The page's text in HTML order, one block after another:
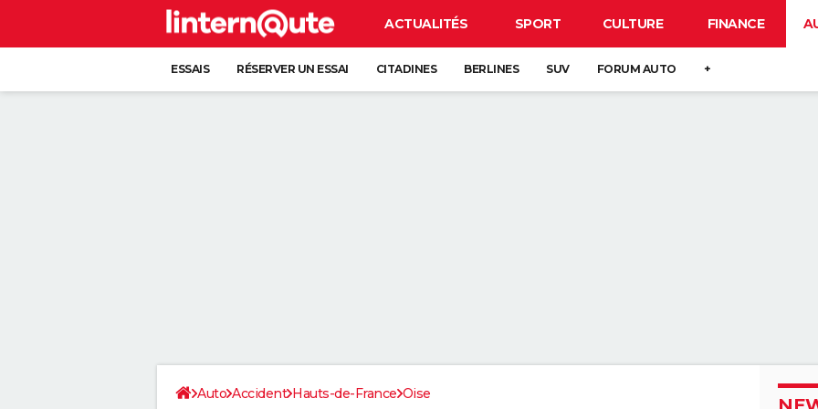
ACTUALITÉS SPORT CULTURE FINANCE
ESSAIS RÉSERVER UN ESSAI CITADINES BERLINES SUV FORUM AUTO +
Auto Accident Hauts-de-France Oise